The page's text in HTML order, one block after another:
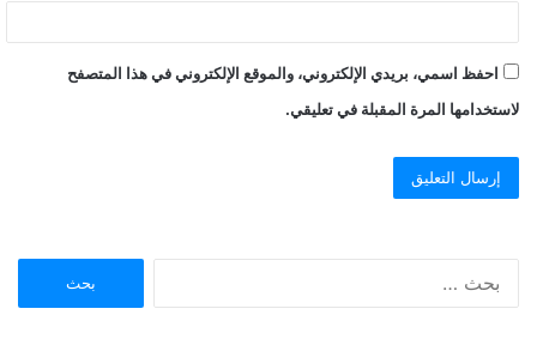
احفظ اسمي، بريدي الإلكتروني، والموقع الإلكتروني في هذا المتصفح
لاستخدامها المرة المقبلة في تعليقي.